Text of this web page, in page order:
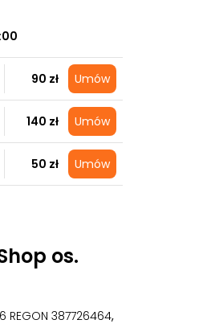
90 zł Umów
140 zł Umów
50 zł Umów
os.
REGON 387726464,